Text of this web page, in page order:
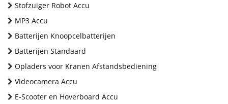
Stofzuiger Robot Accu
MP3 Accu
Batterijen Knoopcelbatterijen
Batterijen Standaard
Opladers voor Kranen Afstandsbediening
Videocamera Accu
E-Scooter en Hoverboard Accu